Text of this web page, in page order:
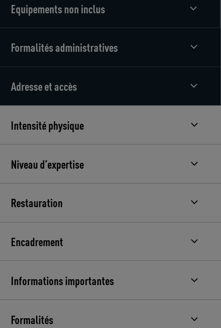
Equipements non inclus
Formalités administratives
Adresse et accès
Intensité physique
Niveau d’expertise
Restauration
Encadrement
Informations importantes
Formalités